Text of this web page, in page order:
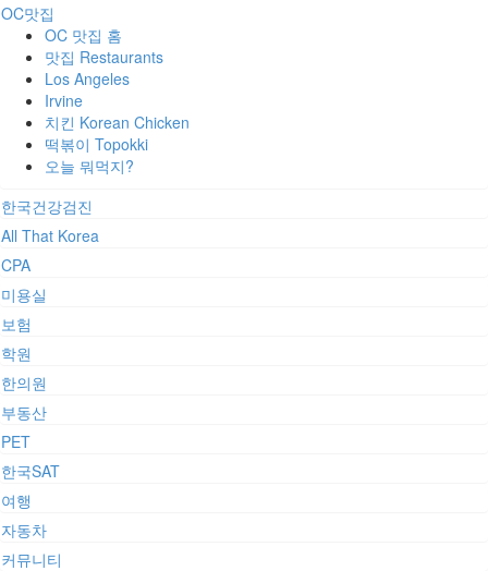
OC맛집
OC 맛집 홈
맛집 Restaurants
Los Angeles
Irvine
치킨 Korean Chicken
떡볶이 Topokki
오늘 뭐먹지?
한국건강검진
All That Korea
CPA
미용실
보험
학원
한의원
부동산
PET
한국SAT
여행
자동차
커뮤니티